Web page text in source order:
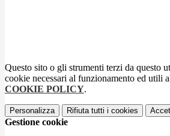
Questo sito o gli strumenti terzi da questo
cookie necessari al funzionamento ed utili
COOKIE POLICY.
Personalizza Rifiuta tutti i cookies
Gestione cookie